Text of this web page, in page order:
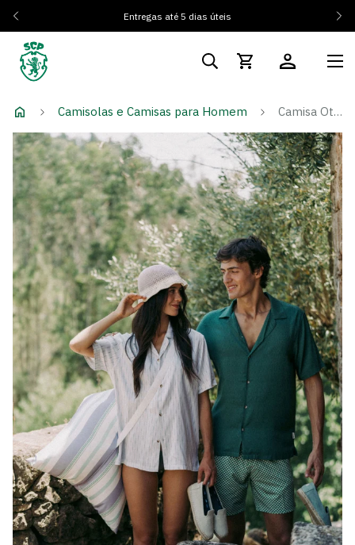
Entregas até 5 dias úteis
Camisolas e Camisas para Homem Camisa Otherwise Verde Escura